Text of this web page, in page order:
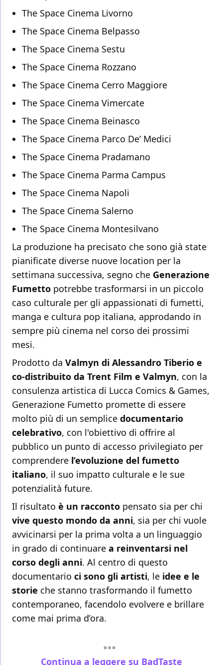
The Space Cinema Livorno
The Space Cinema Belpasso
The Space Cinema Sestu
The Space Cinema Rozzano
The Space Cinema Cerro Maggiore
The Space Cinema Vimercate
The Space Cinema Beinasco
The Space Cinema Parco De’ Medici
The Space Cinema Pradamano
The Space Cinema Parma Campus
The Space Cinema Napoli
The Space Cinema Salerno
The Space Cinema Montesilvano
La produzione ha precisato che sono già state
pianificate diverse nuove location per la
settimana successiva, segno che Generazione
Fumetto potrebbe trasformarsi in un piccolo
caso culturale per gli appassionati di fumetti,
manga e cultura pop italiana, approdando in
sempre più cinema nel corso dei prossimi
mesi.
Prodotto da Valmyn di Alessandro Tiberio e
co-distribuito da Trent Film e Valmyn, con la
consulenza artistica di Lucca Comics & Games,
Generazione Fumetto promette di essere
molto più di un semplice documentario
celebrativo, con l'obiettivo di offrire al
pubblico un punto di accesso privilegiato per
comprendere l’evoluzione del fumetto
italiano, il suo impatto culturale e le sue
potenzialità future.
Il risultato è un racconto pensato sia per chi
vive questo mondo da anni, sia per chi vuole
avvicinarsi per la prima volta a un linguaggio
in grado di continuare a reinventarsi nel
corso degli anni. Al centro di questo
documentario ci sono gli artisti, le idee e le
storie che stanno trasformando il fumetto
contemporaneo, facendolo evolvere e brillare
come mai prima d’ora.
Continua a leggere su BadTaste